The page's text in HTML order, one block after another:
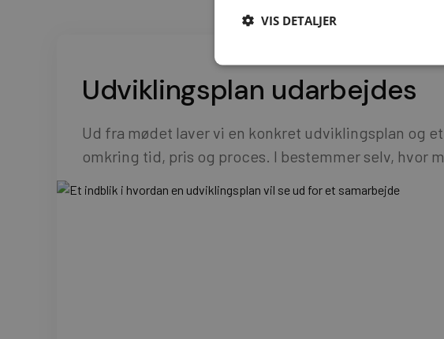
Udviklingsplan udarbejdes
Ud fra mødet laver vi en konkret udviklingsplan og
omkring tid, pris og proces. I bestemmer selv, hvor
VIS DETALJER